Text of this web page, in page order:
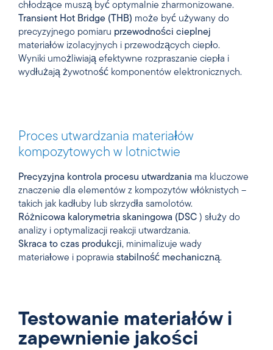
chłodzące muszą być optymalnie zharmonizowane.
Transient Hot Bridge (THB) może być używany do
precyzyjnego pomiaru przewodności cieplnej
materiałów izolacyjnych i przewodzących ciepło.
Wyniki umożliwiają efektywne rozpraszanie ciepła i
wydłużają żywotność komponentów elektronicznych.
Proces utwardzania materiałów
kompozytowych w lotnictwie
Precyzyjna kontrola procesu utwardzania ma kluczowe
znaczenie dla elementów z kompozytów włóknistych –
takich jak kadłuby lub skrzydła samolotów.
Różnicowa kalorymetria skaningowa (DSC ) służy do
analizy i optymalizacji reakcji utwardzania.
Skraca to czas produkcji, minimalizuje wady
materiałowe i poprawia stabilność mechaniczną.
Testowanie materiałów i
zapewnienie jakości